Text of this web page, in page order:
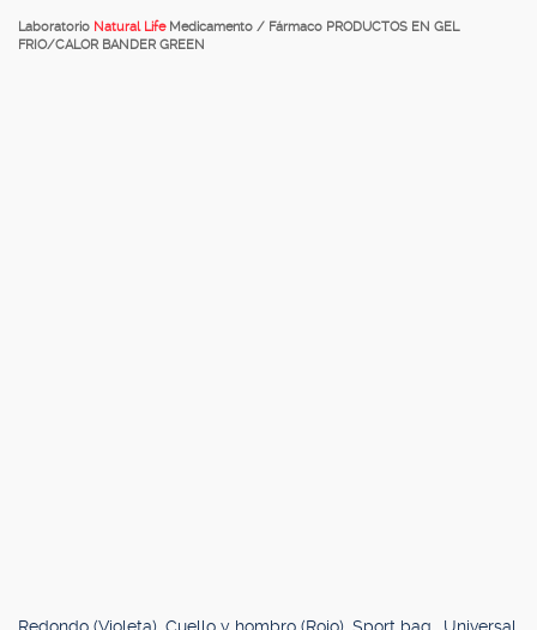
Laboratorio Natural Life Medicamento / Fármaco PRODUCTOS EN GEL
FRIO/CALOR BANDER GREEN